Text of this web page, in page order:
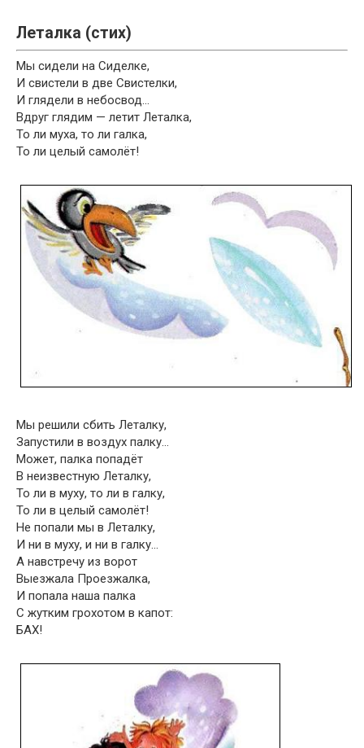
Леталка (стих)
Мы сидели на Сиделке,
И свистели в две Свистелки,
И глядели в небосвод…
Вдруг глядим — летит Леталка,
То ли муха, то ли галка,
То ли целый самолёт!
Мы решили сбить Леталку,
Запустили в воздух палку…
Может, палка попадёт
В неизвестную Леталку,
То ли в муху, то ли в галку,
То ли в целый самолёт!
Не попали мы в Леталку,
И ни в муху, и ни в галку…
А навстречу из ворот
Выезжала Проезжалка,
И попала наша палка
С жутким грохотом в капот:
БАХ!